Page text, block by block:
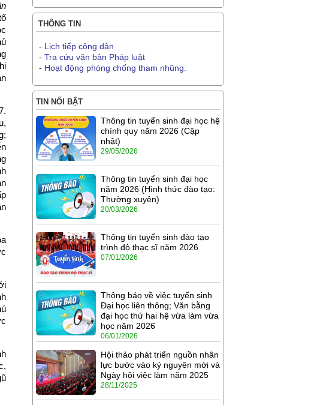
THÔNG TIN
- Lịch tiếp công dân
- Tra cứu văn bản Pháp luật
- Hoạt động phòng chống tham nhũng.
TIN NỔI BẬT
Thông tin tuyển sinh đại học hệ
chính quy năm 2026 (Cập
nhật)
29/05/2026
Thông tin tuyển sinh đại học
năm 2026 (Hình thức đào tạo:
Thường xuyên)
20/03/2026
Thông tin tuyển sinh đào tạo
trình độ thạc sĩ năm 2026
07/01/2026
Thông báo về việc tuyển sinh
Đại học liên thông; Văn bằng
đại học thứ hai hệ vừa làm vừa
học năm 2026
06/01/2026
Hội thảo phát triển nguồn nhân
lực bước vào kỷ nguyên mới và
Ngày hội việc làm năm 2025
28/11/2025